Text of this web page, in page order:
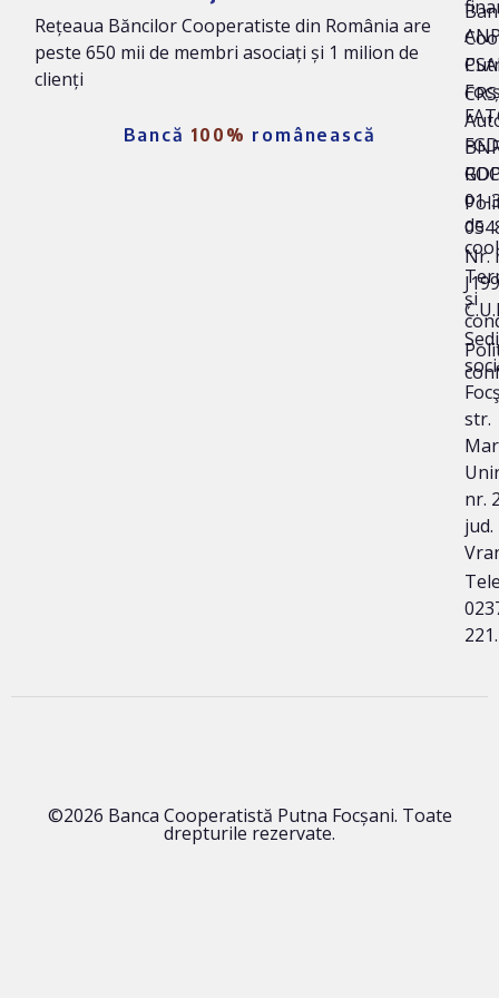
Rețeaua Băncilor Cooperatiste din România are
peste 650 mii de membri asociați și 1 milion de
clienți
Bancă 100% românească
01-
Nr.
str.
nr.
jud.
de
și
©2026 Banca Cooperatistă Putna Focșani. Toate
drepturile rezervate.